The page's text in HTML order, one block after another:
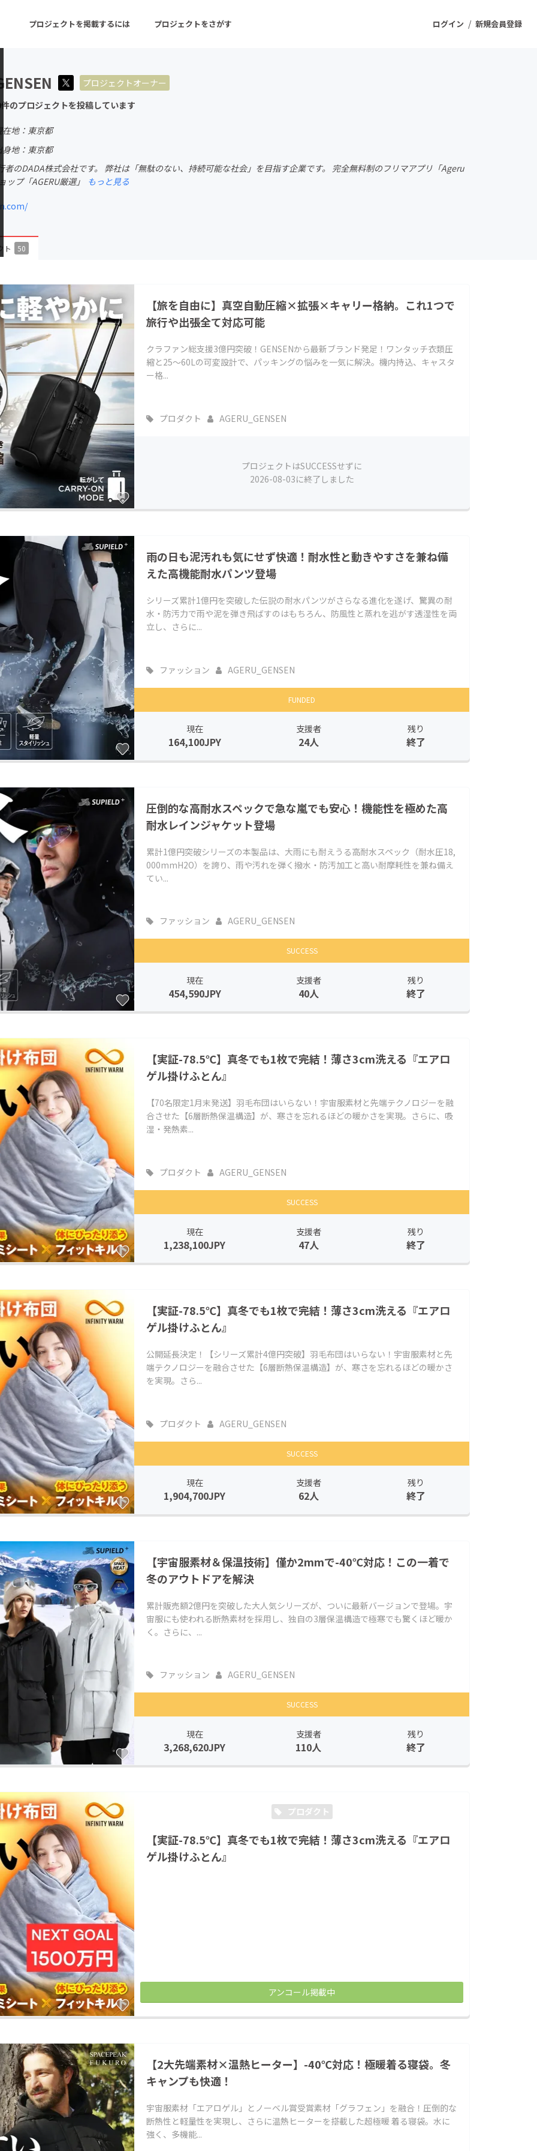
ログイン / 新規会員登録
プロジェクトを掲載するには プロジェクトをさがす
ーン 注目の新着プロジェクト
音楽
ゲーム・サービス開発
フード・飲食店
ファッション
CAMPFIRE for Social Good
CAMPFIREふるさと納税
machi-ya コミュニティ
プロジェクトオーナー
のプロジェクトを投稿しています
在地：東京都
身地：東京都
者のDADA株式会社です。 弊社は「無駄のない、持続可能な社会」を目指す企業です。 完全無料制のフリマアプリ「Ageru
ップ「AGERU厳選」
もっと見る
ト 50
【旅を自由に】真空自動圧縮×拡張×キャリー格納。これ1つで
旅行や出張全て対応可能
クラファン総支援3億円突破！GENSENから最新ブランド発足！ワンタッチ衣類圧
縮と25〜60Lの可変設計で、パッキングの悩みを一気に解決。機内持込、キャスタ
ー格...
プロダクト AGERU_GENSEN
プロジェクトはSUCCESSせずに
2026-08-03に終了しました
雨の日も泥汚れも気にせず快適！耐水性と動きやすさを兼ね備
えた高機能耐水パンツ登場
シリーズ累計1億円を突破した伝説の耐水パンツがさらなる進化を遂げ、驚異の耐
水・防汚力で雨や泥を弾き飛ばすのはもちろん、防風性と蒸れを逃がす透湿性を両
立し、さらに...
ファッション AGERU_GENSEN
FUNDED
現在
164,100JPY
支援者
24人
残り
終了
圧倒的な高耐水スペックで急な嵐でも安心！機能性を極めた高
耐水レインジャケット登場
累計1億円突破シリーズの本製品は、大雨にも耐えうる高耐水スペック（耐水圧18,
000mmH2O）を誇り、雨や汚れを弾く撥水・防汚加工と高い耐摩耗性を兼ね備え
てい...
ファッション AGERU_GENSEN
SUCCESS
現在
454,590JPY
支援者
40人
残り
終了
【実証-78.5℃】真冬でも1枚で完結！薄さ3cm洗える『エアロ
ゲル掛けふとん』
【70名限定1月末発送】羽毛布団はいらない！宇宙服素材と先端テクノロジーを融
合させた【6層断熱保温構造】が、寒さを忘れるほどの暖かさを実現。さらに、吸
湿・発熱素...
プロダクト AGERU_GENSEN
SUCCESS
現在
1,238,100JPY
支援者
47人
残り
終了
【実証-78.5℃】真冬でも1枚で完結！薄さ3cm洗える『エアロ
ゲル掛けふとん』
公開延長決定！【シリーズ累計4億円突破】羽毛布団はいらない！宇宙服素材と先
端テクノロジーを融合させた【6層断熱保温構造】が、寒さを忘れるほどの暖かさ
を実現。さら...
プロダクト AGERU_GENSEN
SUCCESS
現在
1,904,700JPY
支援者
62人
残り
終了
【宇宙服素材＆保温技術】僅か2mmで-40℃対応！この一着で
冬のアウトドアを解決
累計販売額2億円を突破した大人気シリーズが、ついに最新バージョンで登場。宇
宙服にも使われる断熱素材を採用し、独自の3層保温構造で極寒でも驚くほど暖か
く。さらに、...
ファッション AGERU_GENSEN
SUCCESS
現在
3,268,620JPY
支援者
110人
残り
終了
プロダクト
【実証-78.5℃】真冬でも1枚で完結！薄さ3cm洗える『エアロ
ゲル掛けふとん』
アンコール掲載中
【2大先端素材×温熱ヒーター】-40℃対応！極暖着る寝袋。冬
キャンプも快適！
宇宙服素材「エアロゲル」とノーベル賞受賞素材「グラフェン」を融合！圧倒的な
断熱性と軽量性を実現し、さらに温熱ヒーターを搭載した超極暖 着る寝袋。水に
強く、多機能...